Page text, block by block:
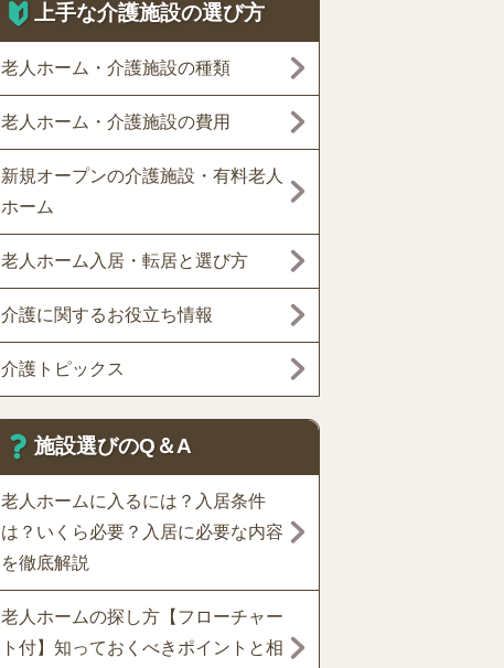
上手な介護施設の選び方
老人ホーム・介護施設の種類
老人ホーム・介護施設の費用
新規オープンの介護施設・有料老人
ホーム
老人ホーム入居・転居と選び方
介護に関するお役立ち情報
介護トピックス
施設選びのQ＆A
老人ホームに入るには？入居条件
は？いくら必要？入居に必要な内容
を徹底解説
老人ホームの探し方【フローチャー
ト付】知っておくべきポイントと相